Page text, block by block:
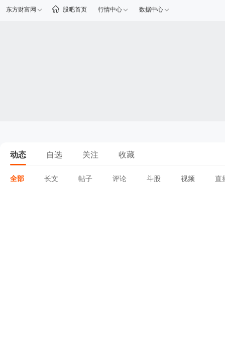
东方财富网 股吧首页 行情中心 数据中心
动态 自选 关注 收藏
全部 长文 帖子 评论 斗股 视频 直